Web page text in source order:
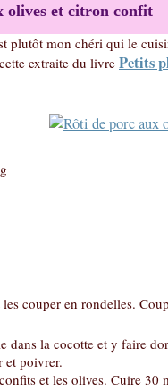
olives et citron confit
plutôt mon chéri qui le
extraite du livre Petits
les couper en rondelles.
dans la cocotte et y faire
et poivrer.
et les olives. Cuire 30